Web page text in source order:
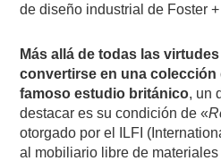
de diseño industrial de Foster
Más allá de todas las
convertirse en una colección
famoso estudio británico, un
destacar es su condición de «
otorgado por el ILFI
al mobiliario libre de